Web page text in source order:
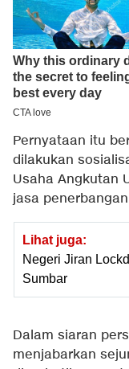
Pernyataan itu
dilakukan
Usaha Angkutan
jasa
Lihat juga:
Negeri Jiran
Sumbar
Dalam siaran
menjabarkan